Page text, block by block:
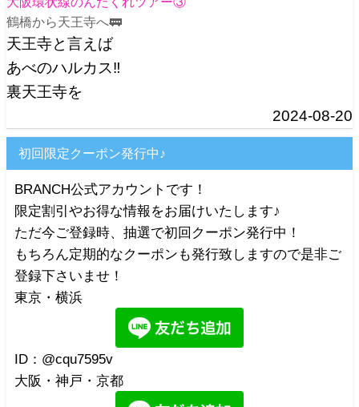
鶴橋から天王寺へ🚃
天王寺と言えば
あべのハルカス‼️
裏天王寺を
2024-08-20
初回限定クーポン発行中♪
BRANCH公式アカウントです！
限定割引やお得な情報をお届けいたします♪
ただ今ご登録時、抽選で初回クーポン発行中！
もちろん定期的なクーポンも発行致しますので是非ご
登録下さいませ！
東京・横浜
ID：@cqu7595v
大阪・神戸・京都